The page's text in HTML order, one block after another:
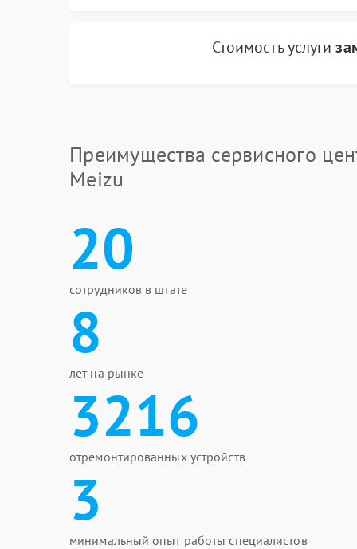
Стоимость услуги
Преимущества сервисного
Meizu
20
сотрудников в штате
8
лет на рынке
3216
отремонтированных устройств
3
минимальный опыт работы специалистов